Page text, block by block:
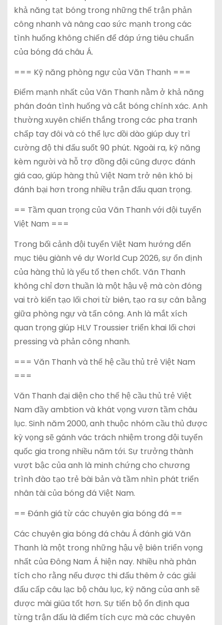
khả năng tạt bóng trong những thế trận phản
công nhanh và nâng cao sức mạnh trong các
tình huống không chiến để đáp ứng tiêu chuẩn
của bóng đá châu Á.
=== Kỹ năng phòng ngự của Văn Thanh ===
Điểm mạnh nhất của Văn Thanh nằm ở khả năng
phán đoán tình huống và cắt bóng chính xác. Anh
thường xuyên chiến thắng trong các pha tranh
chấp tay đôi và có thể lực dồi dào giúp duy trì
cường độ thi đấu suốt 90 phút. Ngoài ra, kỹ năng
kèm người và hỗ trợ đồng đội cũng được đánh
giá cao, giúp hàng thủ Việt Nam trở nên khó bị
đánh bại hơn trong nhiều trận đấu quan trọng.
== Tầm quan trọng của Văn Thanh với đội tuyển
Việt Nam ===
Trong bối cảnh đội tuyển Việt Nam hướng đến
mục tiêu giành vé dự World Cup 2026, sự ổn định
của hàng thủ là yếu tố then chốt. Văn Thanh
không chỉ đơn thuần là một hậu vệ mà còn đóng
vai trò kiến tạo lối chơi từ biên, tạo ra sự cân bằng
giữa phòng ngự và tấn công. Anh là mắt xích
quan trọng giúp HLV Troussier triển khai lối chơi
pressing và phản công nhanh.
=== Văn Thanh và thế hệ cầu thủ trẻ Việt Nam
===
Văn Thanh đại diện cho thế hệ cầu thủ trẻ Việt
Nam đầy ambtion và khát vọng vươn tầm châu
lục. Sinh năm 2000, anh thuộc nhóm cầu thủ được
kỳ vọng sẽ gánh vác trách nhiệm trong đội tuyển
quốc gia trong nhiều năm tới. Sự trưởng thành
vượt bậc của anh là minh chứng cho chương
trình đào tạo trẻ bài bản và tầm nhìn phát triển
nhân tài của bóng đá Việt Nam.
== Đánh giá từ các chuyên gia bóng đá ==
Các chuyên gia bóng đá châu Á đánh giá Văn
Thanh là một trong những hậu vệ biên triển vọng
nhất của Đông Nam Á hiện nay. Nhiều nhà phân
tích cho rằng nếu được thi đấu thêm ở các giải
đấu cấp câu lạc bộ châu lục, kỹ năng của anh sẽ
được mài giũa tốt hơn. Sự tiến bộ ổn định qua
từng trận đấu là điểm tích cực mà các chuyên